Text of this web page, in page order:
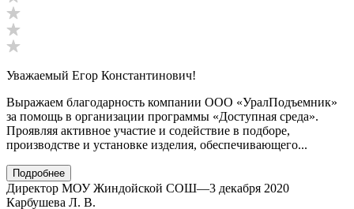
Уважаемый Егор Константинович!
Выражаем благодарность компании ООО «УралПодъемник»
за помощь в организации программы «Доступная среда».
Проявляя активное участие и содействие в подборе,
производстве и установке изделия, обеспечивающего...
Подробнее
Директор МОУ Жиндойской СОШ—3 декабря 2020
Карбушева Л. В.